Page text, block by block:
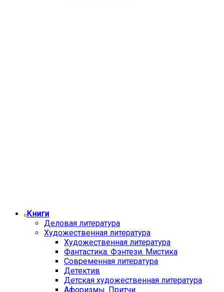
Книги
Деловая литература
Художественная литература
Художественная литература
Фантастика. Фэнтези. Мистика
Современная литература
Детектив
Детская художественная литература
Афоризмы. Притчи